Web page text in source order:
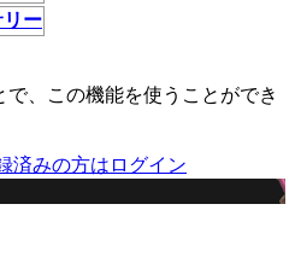
リー
、この機能を使うことができ
済みの方はログイン